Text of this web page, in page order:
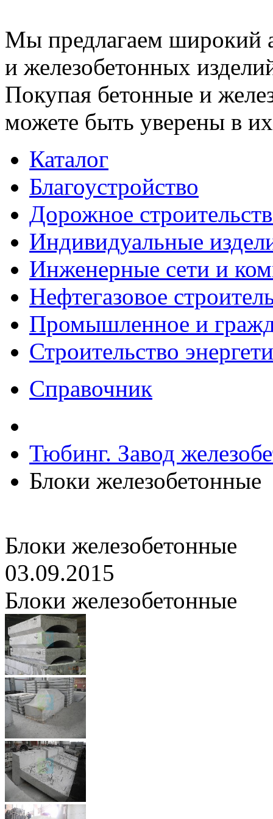
Мы предлагаем широкий
и железобетонных
Покупая бетонные и
можете быть уверены в их
Каталог
Благоустройство
Дорожное
Индивидуальные
Инженерные сети и
Нефтегазовое
Промышленное и
Строительство
Справочник
Тюбинг. Завод
Блоки железобетонные
Блоки железобетонные
03.09.2015
Блоки железобетонные